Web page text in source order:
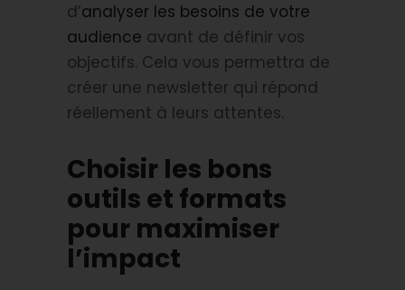
d’analyser les besoins de votre
audience avant de définir vos
objectifs. Cela vous permettra de
créer une newsletter qui répond
réellement à leurs attentes.
Choisir les bons
outils et formats
pour maximiser
l’impact